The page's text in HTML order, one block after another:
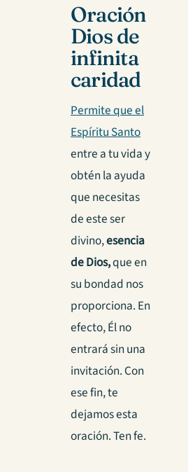
Oración
Dios de
infinita
caridad
Permite que el
Espíritu Santo
entre a tu vida y
obtén la ayuda
que necesitas
de este ser
divino,esencia
de Dios,que en
su bondad nos
proporciona. En
efecto, Él no
entrará sin una
invitación. Con
ese fin, te
dejamos esta
oración. Ten fe.